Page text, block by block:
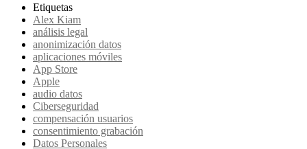
Etiquetas
Alex Kiam
análisis legal
anonimización datos
aplicaciones móviles
App Store
Apple
audio datos
Ciberseguridad
compensación usuarios
consentimiento grabación
Datos Personales